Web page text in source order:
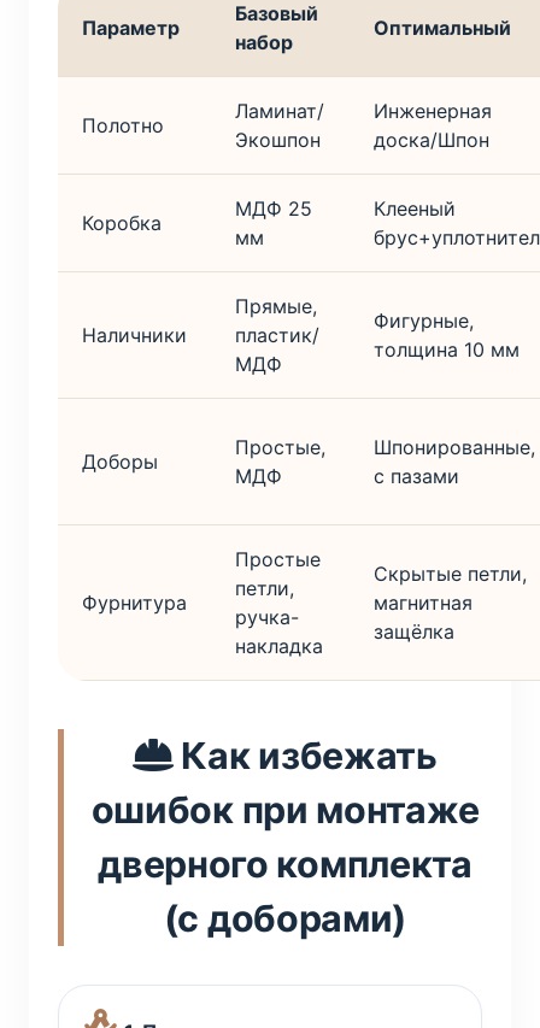
Параметр
Базовый
набор
Оптимальный
Полотно
Ламинат/
Экошпон
Инженерная
доска/Шпон
Коробка
МДФ 25
мм
Клееный
Наличники
Прямые,
пластик/
МДФ
Фигурные,
толщина 10 мм
Доборы
Простые,
МДФ
Шпонированные,
с пазами
Фурнитура
Простые
петли,
ручка-
накладка
Скрытые петли,
магнитная
защёлка
Как избежать
ошибок при монтаже
дверного комплекта
(с доборами)